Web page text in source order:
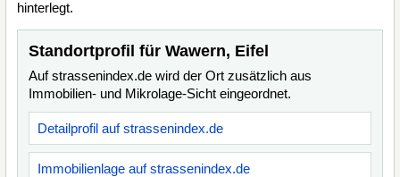
hinterlegt.
Standortprofil für Wawern, Eifel
Auf strassenindex.de wird der Ort zusätzlich aus
Immobilien- und Mikrolage-Sicht eingeordnet.
Detailprofil auf strassenindex.de
Immobilienlage auf strassenindex.de